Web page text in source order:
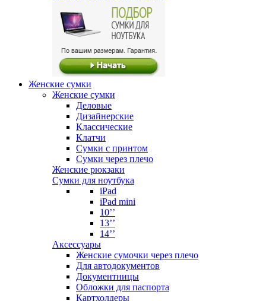
Женские сумки
Женские сумки
Деловые
Дизайнерские
Классические
Клатчи
Сумки с принтом
Сумки через плечо
Женские рюкзаки
Сумки для ноутбука
iPad
iPad mini
10’’
13’’
14’’
Аксессуары
Женские сумочки через плечо
Для автодокументов
Документницы
Обложки для паспорта
Картхолдеры